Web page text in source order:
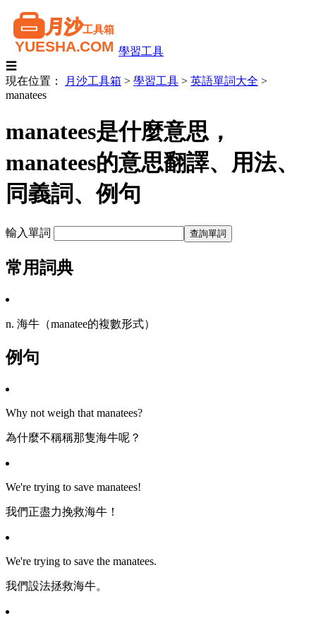
學習工具
☰
現在位置：
月沙工具箱 > 學習工具 > 英語單詞大全 >
manatees
manatees是什麼意思，
manatees的意思翻譯、用法、
同義詞、例句
輸入單詞
常用詞典
n. 海牛（manatee的複數形式）
例句
Why not weigh that manatees?
為什麼不稱稱那隻海牛呢？
We're trying to save manatees!
我們正盡力挽救海牛！
We're trying to save the manatees.
我們設法拯救海牛。